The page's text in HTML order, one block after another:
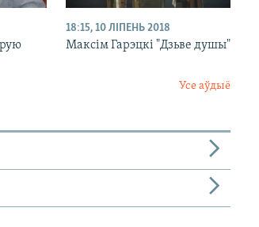
18:15, 10 ЛІПЕНЬ 2018
Максім Гарэцкі "Дзьве душы"
Усе аўдыё